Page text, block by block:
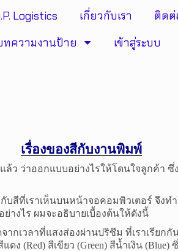
Logistics เกี่ยวกับเรา ติดต่
ทความงานป้าย
เข้าสู่ระบบ
เรื่องของสีกับงานพิมพ์
ล้ว ว่าออกแบบอย่างไรให้โดนใจลูกค้า
สีที่เราเห็นบนหน้าจอคอมพิวเตอร์ จึง
างไร ผมจะอธิบายเบื้องต้นให้ดังนี้
ากเวลาที่แสงส่องผ่านปริซึม ที่เราเรียก
แดง (Red) สีเขียว (Green) สีน้ำเงิน (Blue)